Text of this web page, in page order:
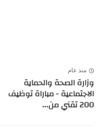
منذ عام
وزارة الصحة والحماية
الاجتماعية - مباراة توظيف
200 تقني من...